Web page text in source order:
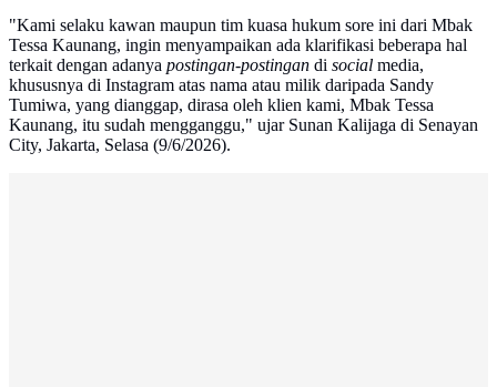
"Kami selaku kawan maupun tim kuasa hukum sore ini dari Mbak
Tessa Kaunang, ingin menyampaikan ada klarifikasi beberapa hal
terkait dengan adanya postingan-postingan di social media,
khususnya di Instagram atas nama atau milik daripada Sandy
Tumiwa, yang dianggap, dirasa oleh klien kami, Mbak Tessa
Kaunang, itu sudah mengganggu," ujar Sunan Kalijaga di Senayan
City, Jakarta, Selasa (9/6/2026).